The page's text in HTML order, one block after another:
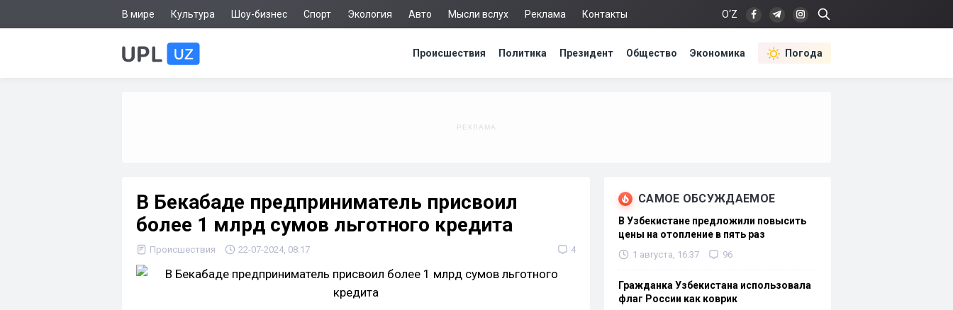
В мире Культура Шоу-бизнес Спорт Экология Авто Мысли вслух Реклама Контакты O‘Z
Происшествия Политика Президент Общество Экономика Погода
В Бекабаде предприниматель присвоил
более 1 млрд сумов льготного кредита
Происшествия 22-07-2024, 08:17 4
САМОЕ ОБСУЖДАЕМОЕ
В Узбекистане предложили повысить
цены на отопление в пять раз
1 августа, 16:37 96
Гражданка Узбекистана использовала
флаг России как коврик